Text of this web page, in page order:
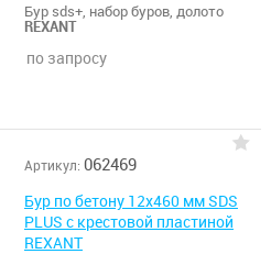
Бур sds+, набор буров, долото
REXANT
по запросу
Артикул: 062469
Бур по бетону 12х460 мм SDS
PLUS c крестовой пластиной
REXANT